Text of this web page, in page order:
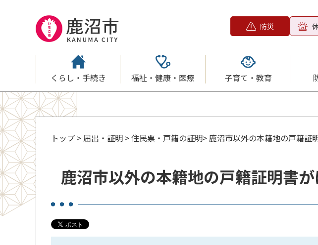
防災
くらし・手続き 福祉・健康・医療 子育て・教育
トップ > 届出・証明 >住民票・戸籍の証明> 鹿沼市以外の本籍地の戸籍証
鹿沼市以外の本籍地の戸籍証明書